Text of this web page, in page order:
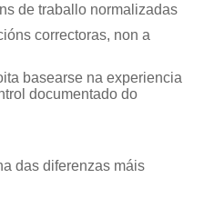
de traballo normalizadas
correctoras, non a
basearse na experiencia
documentado do
das diferenzas máis